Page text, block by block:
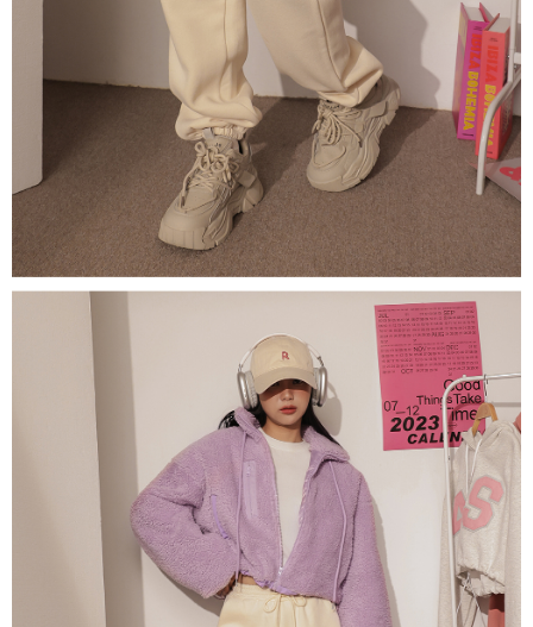
Mobile / Pemindahan bank / Pembayaran J街口 / iPASS MONEY" dan
【Nota Penting】
1. Perkhidmatan ini disediakan oleh "Taiwan Mobile Co., Ltd." untuk
membolehkan pengguna membeli produk atau perkhidmatan melalui
perkhidmatan ini semasa transaksi, dan kedai akan menyerahkan hak
tuntutan harga jual/beli ansuran kepada syarikat ini untuk membayar bil
menggunakan bil syarikat ini.
2. Berdasarkan tujuan kontrak persetujuan pembayaran menggunakan
"Pembayaran Ansuran Gogo", kedai akan memberikan maklumat peribadi
anda (termasuk nama, telefon atau alamat) kepada Taiwan Mobile untuk
pengumpulan, pemprosesan dan penggunaan, untuk pengesahan,
semakan dan pembetulan data yang diperlukan untuk bil ansuran oleh
Taiwan Mobile.
3. Sila baca syarat perkhidmatan pengguna secara lengkap melalui
pautan berikut: https://oppay.tw/userRule